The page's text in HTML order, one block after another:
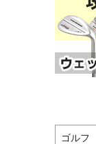
ゴルフ